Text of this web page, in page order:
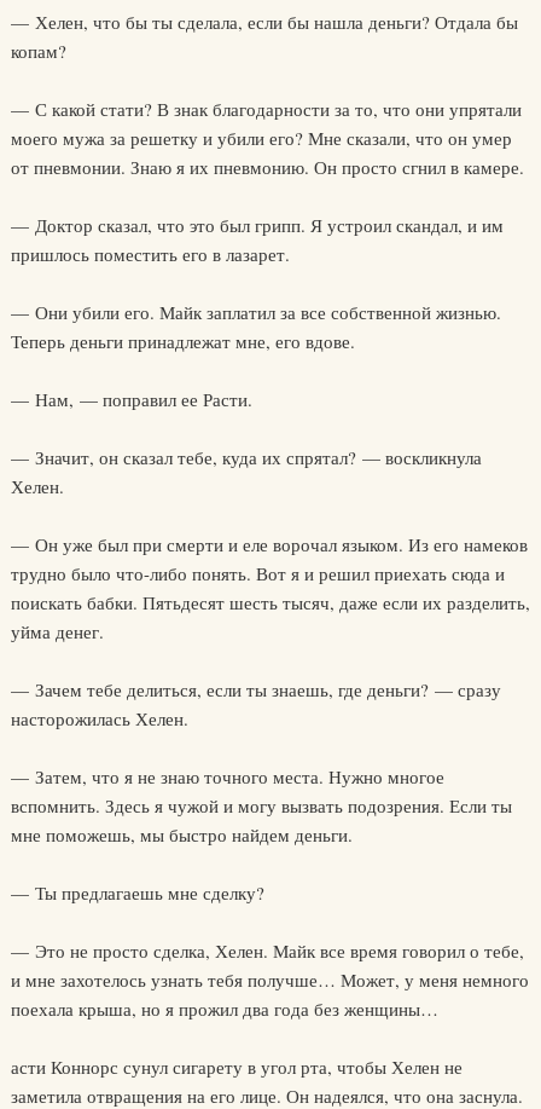
— Хелен, что бы ты сделала, если бы нашла деньги? Отдала бы
копам?
— С какой стати? В знак благодарности за то, что они упрятали
моего мужа за решетку и убили его? Мне сказали, что он умер
от пневмонии. Знаю я их пневмонию. Он просто сгнил в камере.
— Доктор сказал, что это был грипп. Я устроил скандал, и им
пришлось поместить его в лазарет.
— Они убили его. Майк заплатил за все собственной жизнью.
Теперь деньги принадлежат мне, его вдове.
— Нам, — поправил ее Расти.
— Значит, он сказал тебе, куда их спрятал? — воскликнула
Хелен.
— Он уже был при смерти и еле ворочал языком. Из его намеков
трудно было что-либо понять. Вот я и решил приехать сюда и
поискать бабки. Пятьдесят шесть тысяч, даже если их разделить,
уйма денег.
— Зачем тебе делиться, если ты знаешь, где деньги? — сразу
насторожилась Хелен.
— Затем, что я не знаю точного места. Нужно многое
вспомнить. Здесь я чужой и могу вызвать подозрения. Если ты
мне поможешь, мы быстро найдем деньги.
— Ты предлагаешь мне сделку?
— Это не просто сделка, Хелен. Майк все время говорил о тебе,
и мне захотелось узнать тебя получше… Может, у меня немного
поехала крыша, но я прожил два года без женщины…
асти Коннорс сунул сигарету в угол рта, чтобы Хелен не
заметила отвращения на его лице. Он надеялся, что она заснула.